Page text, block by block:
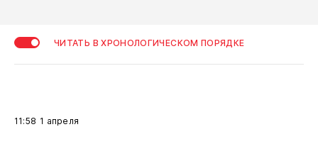
ЧИТАТЬ В ХРОНОЛОГИЧЕСКОМ ПОРЯДКЕ
11:58 1 апреля